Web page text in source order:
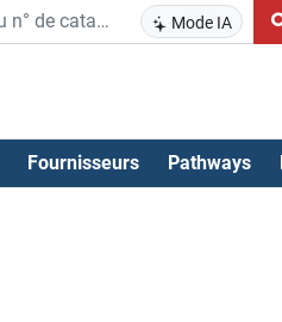
Mode IA
Fournisseurs Pathways